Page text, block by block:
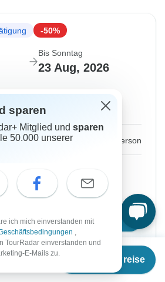
Termine & Preise
-50%
Bis Sonntag
23 Aug, 2026
€1.562 per person
auf günstigstem Zimmer
wählen
sparen
Mitglied und sparen
50.000 unserer
ich mich einverstanden mit
,
TourRadar einverstanden und
E-Mails zu.